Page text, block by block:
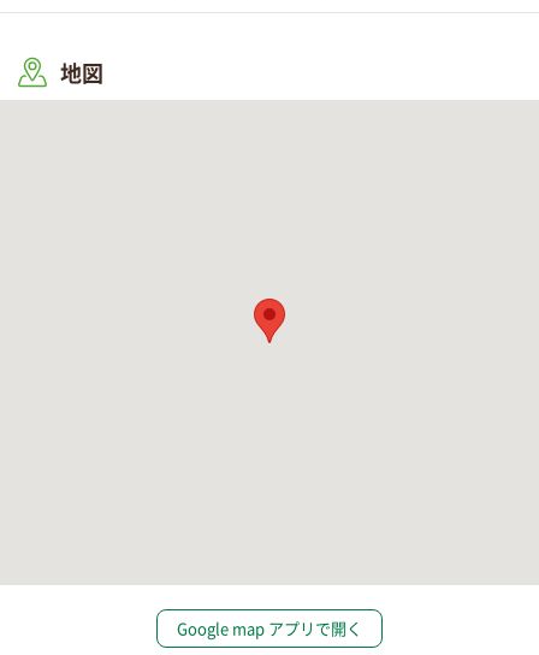
地図
Google map アプリで開く